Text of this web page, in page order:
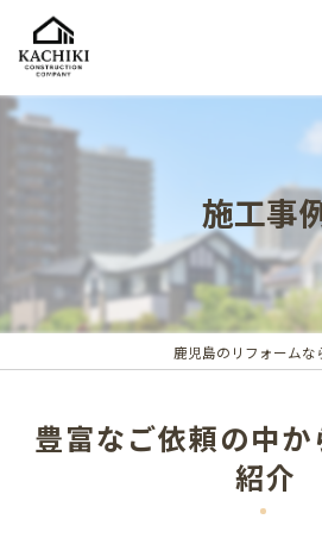
施工事
鹿児島のリフォームな
豊富なご依頼の中か
紹介